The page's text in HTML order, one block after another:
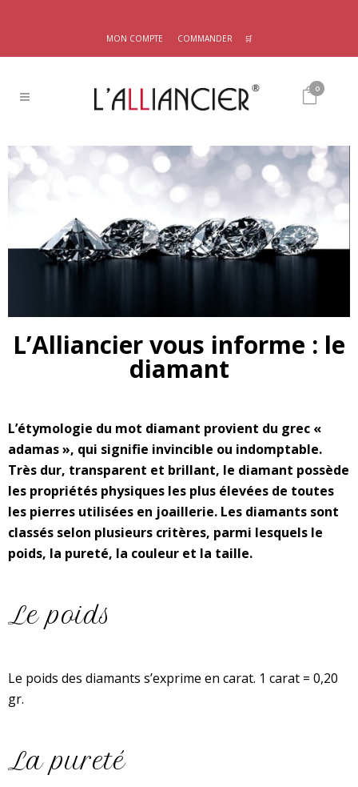
MON COMPTE COMMANDER 🛒
0
L’Alliancier vous informe : le
diamant
L’étymologie du mot diamant provient du grec «
adamas », qui signifie invincible ou indomptable.
Très dur, transparent et brillant, le diamant possède
les propriétés physiques les plus élevées de toutes
les pierres utilisées en joaillerie. Les diamants sont
classés selon plusieurs critères, parmi lesquels le
poids, la pureté, la couleur et la taille.
Le poids
Le poids des diamants s’exprime en carat. 1 carat = 0,20
gr.
La pureté